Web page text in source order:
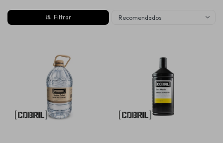
Recomendados
Lubricantes
Aditivos